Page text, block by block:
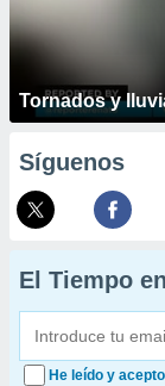
Tornados y
Síguenos
El Tiempo
He leído y